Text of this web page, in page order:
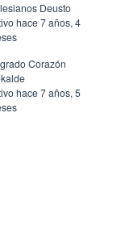
Deusto
hace 7 años, 4
Corazón
hace 7 años, 5